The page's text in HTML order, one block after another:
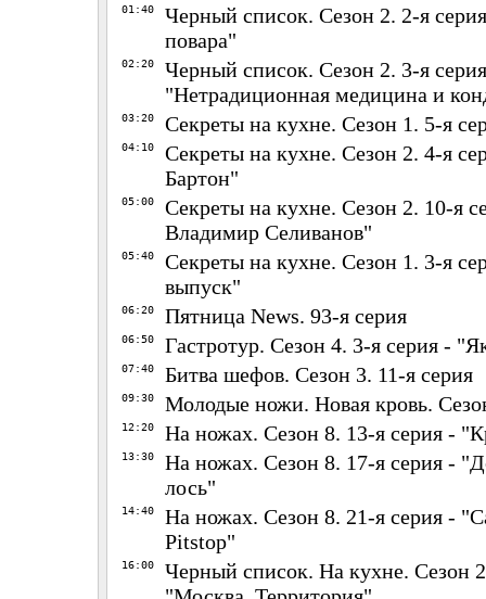
01:40
Черный список. Сезон 2. 2-я
повара"
02:20
Черный список. Сезон 2. 3-я
"Нетрадиционная медицина и
03:20 Секреты на кухне. Сезон 1. 5-я
04:10
Секреты на кухне. Сезон 2. 4-я
Бартон"
05:00
Секреты на кухне. Сезон 2. 10-я
Владимир Селиванов"
05:40
Секреты на кухне. Сезон 1. 3-я
выпуск"
06:20 Пятница News. 93-я серия
06:50 Гастротур. Сезон 4. 3-я серия -
07:40 Битва шефов. Сезон 3. 11-я серия
09:30 Молодые ножи. Новая кровь.
12:20 На ножах. Сезон 8. 13-я серия -
13:30
На ножах. Сезон 8. 17-я серия -
лось"
14:40
На ножах. Сезон 8. 21-я серия -
Pitstop"
16:00
Черный список. На кухне. Сезон